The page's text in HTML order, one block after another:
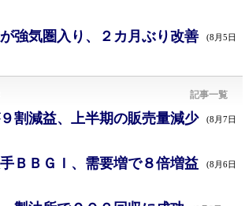
強気圏入り、２カ月ぶり改善 (8月5日
記事一覧
割減益、上半期の販売量減少 (8月7日
ＢＢＧＩ、需要増で８倍増益 (8月6日